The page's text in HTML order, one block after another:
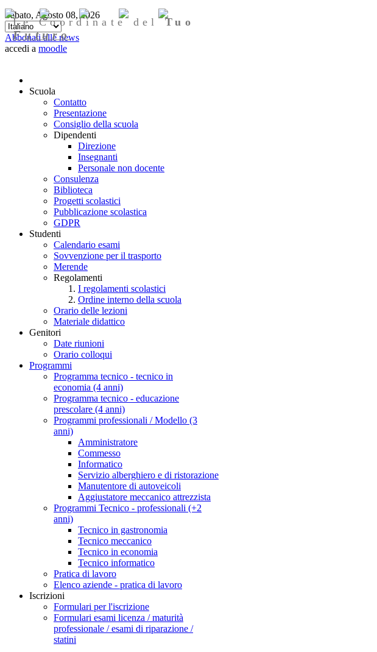
Sabato, Agosto 08, 2026
Abbonati alle news
accedi a moodle
Le Coordinate delTuo
Futuro
Scuola
Contatto
Presentazione
Consiglio della scuola
Dipendenti
Direzione
Insegnanti
Personale non docente
Consulenza
Biblioteca
Progetti scolastici
Pubblicazione scolastica
GDPR
Studenti
Calendario esami
Sovvenzione per il trasporto
Merende
Regolamenti
I regolamenti scolastici
Ordine interno della scuola
Orario delle lezioni
Materiale didattico
Genitori
Date riunioni
Orario colloqui
Programmi
Programma tecnico - tecnico in
economia (4 anni)
Programma tecnico - educazione
prescolare (4 anni)
Programmi professionali / Modello (3
anni)
Amministratore
Commesso
Informatico
Servizio alberghiero e di ristorazione
Manutentore di autoveicoli
Aggiustatore meccanico attrezzista
Programmi Tecnico - professionali (+2
anni)
Tecnico in gastronomia
Tecnico meccanico
Tecnico in economia
Tecnico informatico
Pratica di lavoro
Elenco aziende - pratica di lavoro
Iscrizioni
Formulari per l'iscrizione
Formulari esami licenza / maturità
professionale / esami di riparazione /
statini